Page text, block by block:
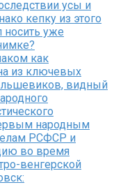
усы и
кепку из этого
носить уже
как
из ключевых
видный
народным
РСФСР и
во время
венгерской